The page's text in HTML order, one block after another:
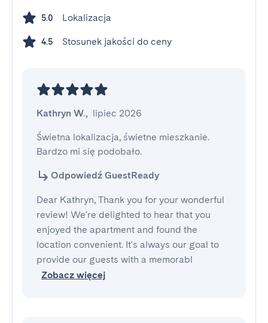
5.0 Lokalizacja
4.5 Stosunek jakości do ceny
Kathryn W., lipiec 2026
Świetna lokalizacja, świetne mieszkanie.
Bardzo mi się podobało.
Odpowiedź GuestReady
Dear Kathryn, Thank you for your wonderful
review! We're delighted to hear that you
enjoyed the apartment and found the
location convenient. It's always our goal to
provide our guests with a memorabl
Zobacz więcej